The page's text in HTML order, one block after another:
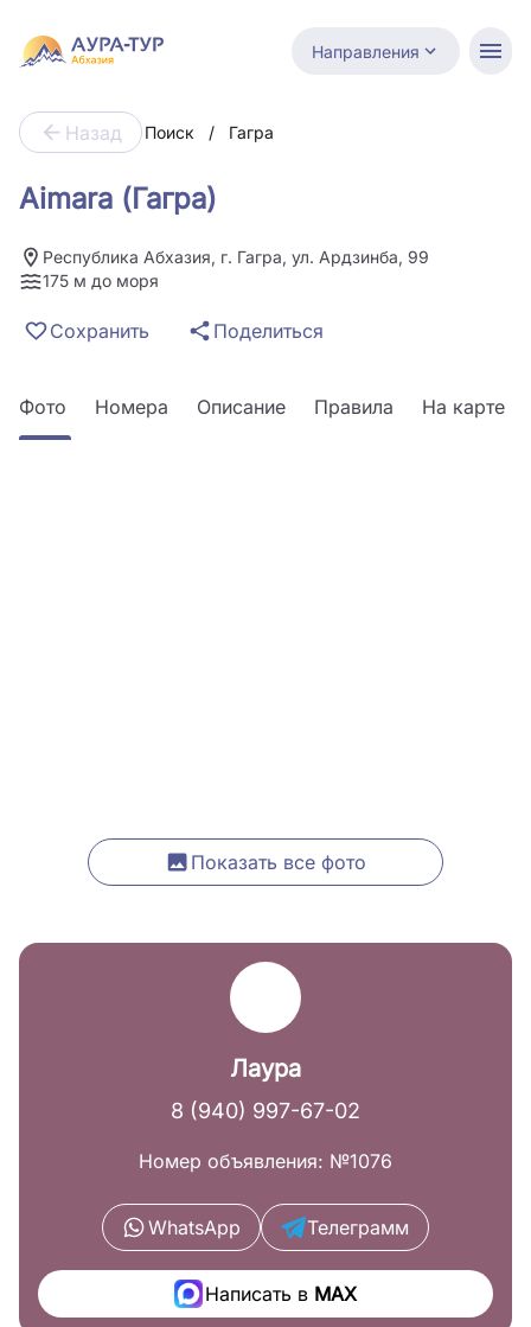
Направления
Назад Поиск / Гагра
Aimara (Гагра)
Республика Абхазия, г. Гагра, ул. Ардзинба, 99
175 м до моря
Сохранить Поделиться
Фото Номера Описание Правила На карте
Показать все фото
Лаура
8 (940) 997-67-02
Номер объявления: №1076
WhatsApp Телеграмм
Написать вMAX